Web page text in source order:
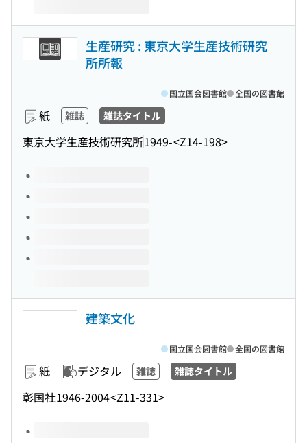
生産研究 : 東京大学生産技術研究
所所報
紙 雑誌 雑誌タイトル
東京大学生産技術研究所1949-<Z14-198>
国立国会図書館 全国の図書館
このタイトルの巻号
建築文化
紙 デジタル 雑誌 雑誌タイトル
彰国社1946-2004<Z11-331>
国立国会図書館 全国の図書館
このタイトルの巻号